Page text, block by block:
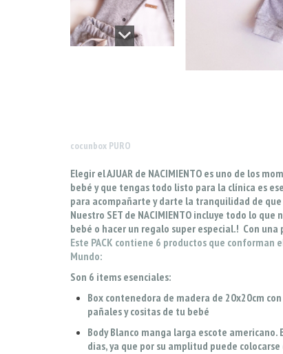
cocunbox PURO
Elegir el AJUAR de NACIMIENTO es uno de los
bebé y que tengas todo listo para la clínica es
para acompañarte y darte la tranquilidad de
Nuestro SET de NACIMIENTO incluye todo lo
bebé o hacer un regalo super especial.! Con
Este PACK contiene 6 productos que
Mundo:
Son 6 items esenciales:
Box contenedora de madera de 20x20cm
pañales y cositas de tu bebé
Body Blanco manga larga escote
dias, ya que por su amplitud puede